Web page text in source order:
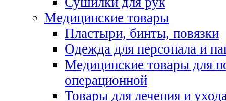
Медицинские товары
Пластыри, бинты, повязки
Одежда для персонала и
Медицинские товары для
операционной
Товары для лечения и